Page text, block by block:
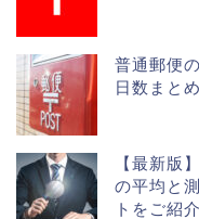
普通郵便
日数まとめ
【最新版
の平均と
トをご紹介